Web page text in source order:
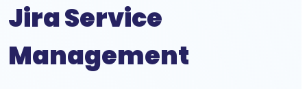
Jira Service
Management